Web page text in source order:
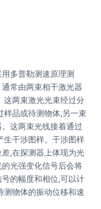
多普勒测速原理测
常由两束相干激光器
这两束激光光束经过分
样品或待测物体,另一束
这两束光线接着通过
生干涉图样。干涉图样
,在探测器上体现为光
光强变化信号后会将
的幅度和相位,可以计
测物体的振动位移和速